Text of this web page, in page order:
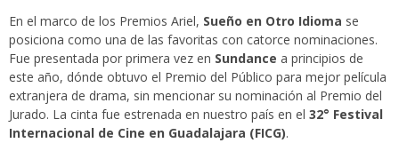
En el marco de los Premios Ariel, Sueño en Otro Idioma se
posiciona como una de las favoritas con catorce nominaciones.
Fue presentada por primera vez en Sundance a principios de
este año, dónde obtuvo el Premio del Público para mejor película
extranjera de drama, sin mencionar su nominación al Premio del
Jurado. La cinta fue estrenada en nuestro país en el 32° Festival
Internacional de Cine en Guadalajara (FICG).